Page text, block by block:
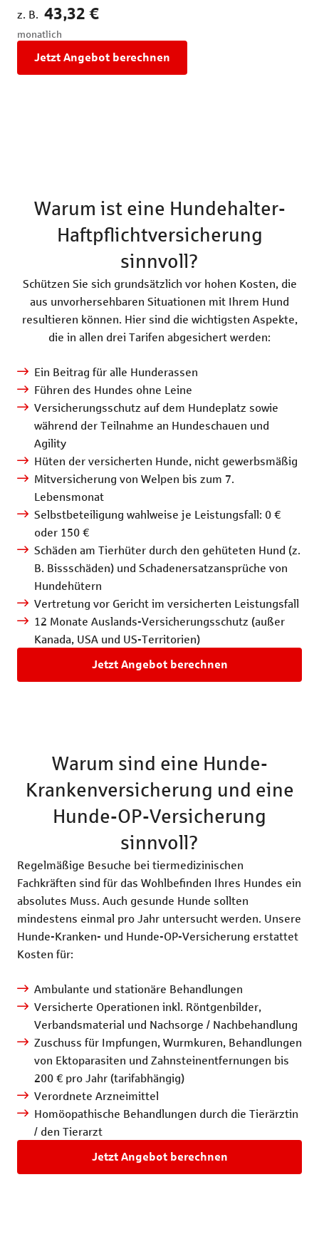
z. B.
43,32 €
monatlich
Jetzt Angebot berechnen
Warum ist eine Hundehalter-
Haftpflichtversicherung
sinnvoll?
Schützen Sie sich grundsätzlich vor hohen Kosten, die
aus unvorhersehbaren Situationen mit Ihrem Hund
resultieren können. Hier sind die wichtigsten Aspekte,
die in allen drei Tarifen abgesichert werden:
Ein Beitrag für alle Hunderassen
Führen des Hundes ohne Leine
Versicherungsschutz auf dem Hundeplatz sowie
während der Teilnahme an Hundeschauen und
Agility
Hüten der versicherten Hunde, nicht gewerbsmäßig
Mitversicherung von Welpen bis zum 7.
Lebensmonat
Selbstbeteiligung wahlweise je Leistungsfall: 0 €
oder 150 €
Schäden am Tierhüter durch den gehüteten Hund (z.
B. Bissschäden) und Schadenersatzansprüche von
Hundehütern
Vertretung vor Gericht im versicherten Leistungsfall
12 Monate Auslands-Versicherungsschutz (außer
Kanada, USA und US-Territorien)
Jetzt Angebot berechnen
Warum sind eine Hunde-
Krankenversicherung und eine
Hunde-OP-Versicherung
sinnvoll?
Regelmäßige Besuche bei tiermedizinischen
Fachkräften sind für das Wohlbefinden Ihres Hundes ein
absolutes Muss. Auch gesunde Hunde sollten
mindestens einmal pro Jahr untersucht werden. Unsere
Hunde-Kranken- und Hunde-OP-Versicherung erstattet
Kosten für:
Ambulante und stationäre Behandlungen
Versicherte Operationen inkl. Röntgenbilder,
Verbandsmaterial und Nachsorge / Nachbehandlung
Zuschuss für Impfungen, Wurmkuren, Behandlungen
von Ektoparasiten und Zahnsteinentfernungen bis
200 € pro Jahr (tarifabhängig)
Verordnete Arzneimittel
Homöopathische Behandlungen durch die Tierärztin
/ den Tierarzt
Jetzt Angebot berechnen